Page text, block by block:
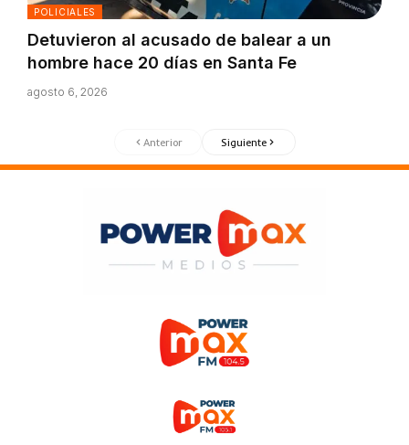
POLICIALES
Detuvieron al acusado de balear a un
hombre hace 20 días en Santa Fe
agosto 6, 2026
Anterior Siguiente